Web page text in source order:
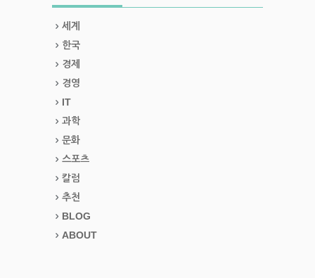
세계
한국
경제
경영
IT
과학
문화
스포츠
칼럼
추천
BLOG
ABOUT